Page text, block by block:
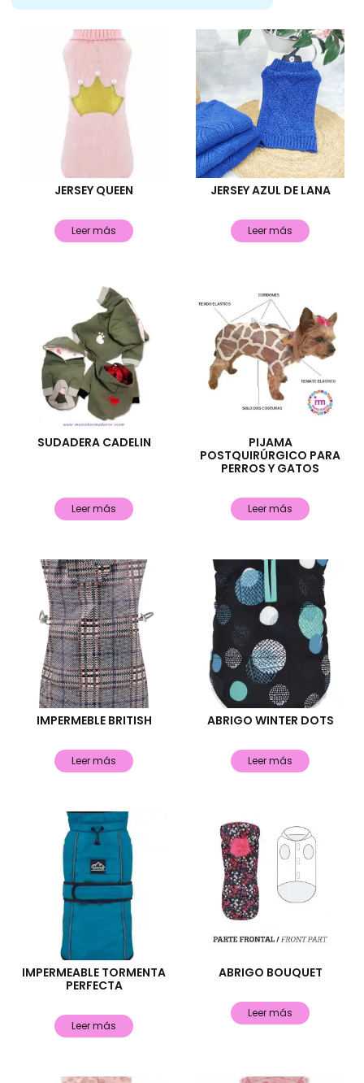
JERSEY QUEEN
Leer más
JERSEY AZUL DE LANA
Leer más
SUDADERA CADELIN
Leer más
PIJAMA
POSTQUIRÚRGICO PARA
PERROS Y GATOS
Leer más
IMPERMEBLE BRITISH
Leer más
ABRIGO WINTER DOTS
Leer más
IMPERMEABLE TORMENTA
PERFECTA
Leer más
ABRIGO BOUQUET
Leer más